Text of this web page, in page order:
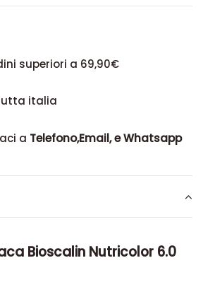
superiori a 69,90€
italia
a Telefono,Email, e Whatsapp
Bioscalin Nutricolor 6.0